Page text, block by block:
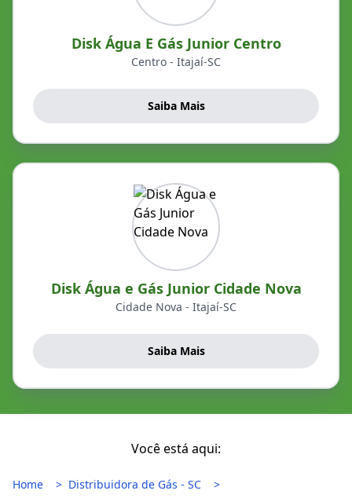
Disk Água E Gás Junior Centro
Centro - Itajaí-SC
Saiba Mais
Disk Água e Gás Junior Cidade Nova
Cidade Nova - Itajaí-SC
Saiba Mais
Você está aqui:
Home
Distribuidora de Gás - SC